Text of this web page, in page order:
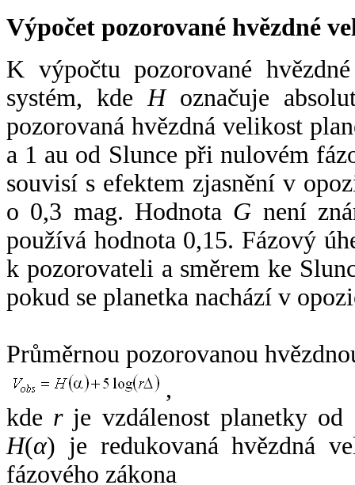
Výpočet pozorované hvězdné
K výpočtu pozorované
systém, kde Hoznačuje
pozorovaná hvězdná velikost
a 1 au od Slunce při nulovém
souvisí s efektem zjasnění v
o 0,3 mag. Hodnota G není
používá hodnota 0,15. Fázový
k pozorovateli a směrem ke
pokud se planetka nachází v
Průměrnou pozorovanou
,
kde rje vzdálenost planetky od
H(α) je redukovaná hvězdná
fázového zákona